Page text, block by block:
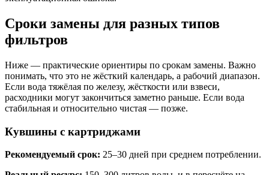
Сроки замены для разных типов
фильтров
Ниже — практические ориентиры по срокам замены. Важно
понимать, что это не жёсткий календарь, а рабочий диапазон.
Если вода тяжёлая по железу, жёсткости или взвеси,
расходники могут закончиться заметно раньше. Если вода
стабильная и относительно чистая — позже.
Кувшины с картриджами
Рекомендуемый срок: 25–30 дней при среднем потреблении.